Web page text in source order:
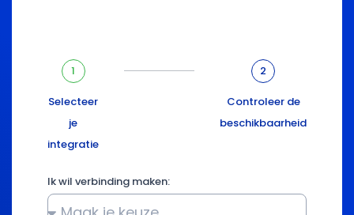
1
Selecteer
je
integratie
2
Controleer de
beschikbaarheid
Ik wil verbinding maken: